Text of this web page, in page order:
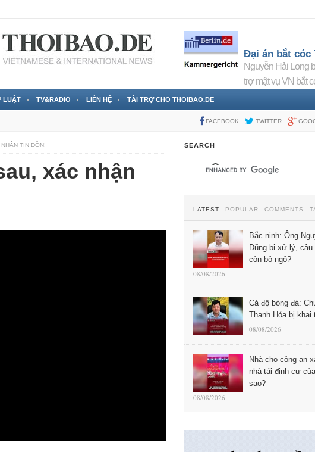
Đại án bắt cóc
Nguyễn Hải Long
trợ mật vụ VN bắt
LUẬT TV&RADIO LIÊN HỆ TÀI TRỢ CHO THOIBAO.DE
FACEBOOK TWITTER
TIN ĐỒN!
xác nhận
SEARCH
LATEST POPULAR COMMENTS
Bắc ninh: Ông
Dũng bị xử lý, câu
còn bỏ ngỏ?
08/08/2026
Cá độ bóng đá:
Thanh Hóa bị khai
08/08/2026
Nhà cho công an
nhà tái định cư
sao?
08/08/2026